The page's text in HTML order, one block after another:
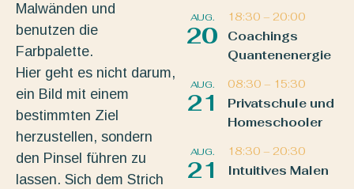
Malwänden und
benutzen die
Farbpalette.
Hier geht es nicht darum,
ein Bild mit einem
bestimmten Ziel
herzustellen, sondern
den Pinsel führen zu
lassen. Sich dem Strich
AUG.
20
18:30 – 20:00
Coachings
Quantenenergie
AUG.
21
08:30 – 15:30
Privatschule und
Homeschooler
AUG.
21
18:30 – 20:30
Intuitives Malen